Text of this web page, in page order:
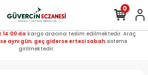
da kargo aracına teslim edilmektedir. Araç
aynı gün, geç giderse ertesi sabah sisteme
girilmektedir.
0